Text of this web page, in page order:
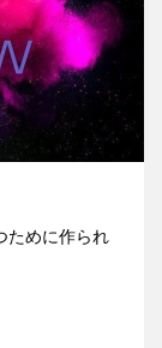
ために作られ